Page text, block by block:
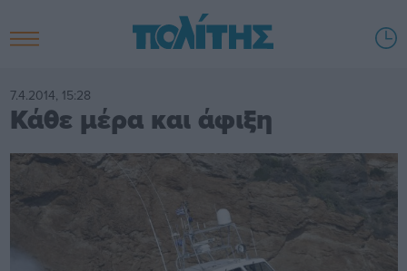
7.4.2014, 15:28
Κάθε μέρα και άφιξη